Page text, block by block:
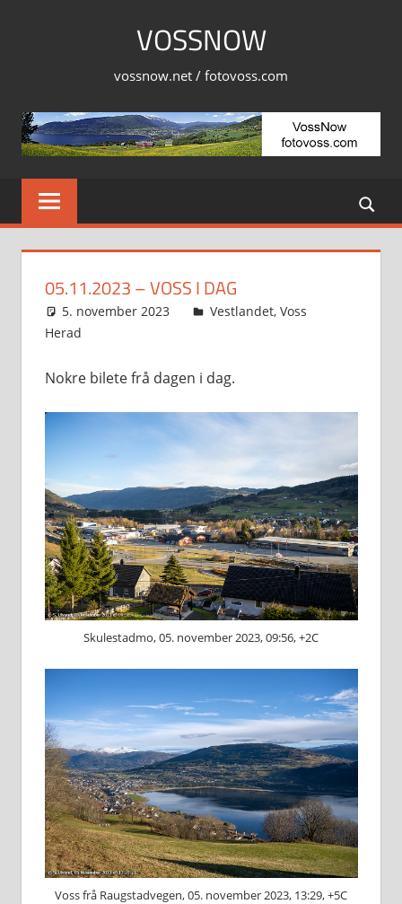
VOSSNOW
vossnow.net / fotovoss.com
05.11.2023 – VOSS I DAG
5. november 2023 Svein
Vestlandet, Voss
Herad
Nokre bilete frå dagen i dag.
Skulestadmo, 05. november 2023, 09:56, +2C
Voss frå Raugstadvegen, 05. november 2023, 13:29, +5C